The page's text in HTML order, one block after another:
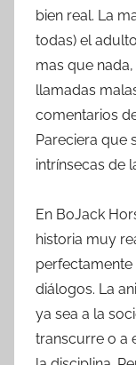
bien real. La
todas) el
mas que
llamadas
comentarios
Pareciera que
intrínsecas de
En BoJack
historia muy
perfectamente
diálogos. La
ya sea a la
transcurre o a